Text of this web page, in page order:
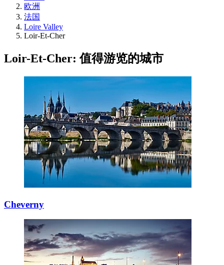
欧洲
法国
Loire Valley
Loir-Et-Cher
Loir-Et-Cher: 值得游览的城市
Cheverny